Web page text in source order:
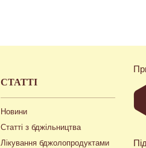
СТАТТІ
Новини
Статті з бджільництва
Лікування бджолопродуктами